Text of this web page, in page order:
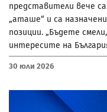
представители вече
„аташе“ и са
позиции. „Бъдете
интересите на
30 Юли 2026